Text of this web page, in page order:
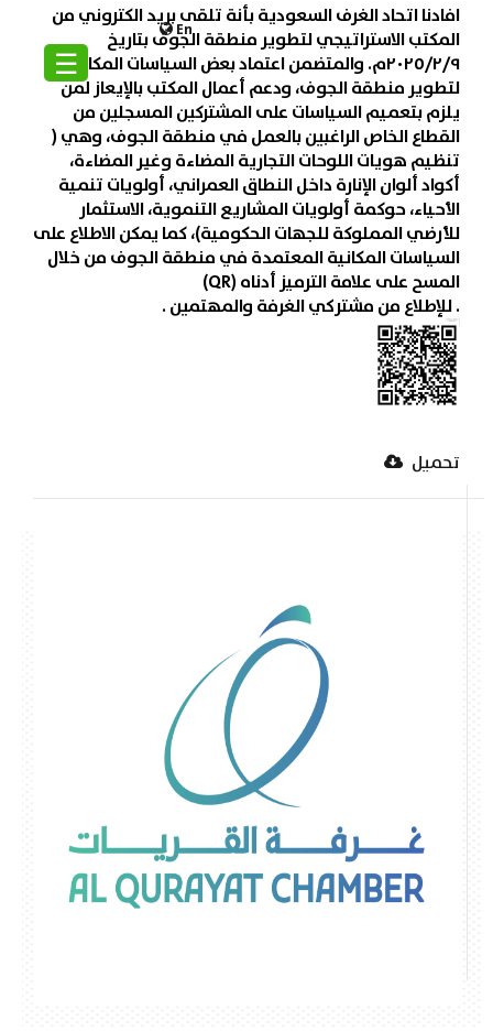
En
☰
افادنا اتحاد الغرف السعودية بأنة تلقى بريد الكتروني من
المكتب الاستراتيجي لتطوير منطقة الجوف بتاريخ
٢٠٢٥/٢/٩م. والمتضمن اعتماد بعض السياسات المكانية
لتطوير منطقة الجوف، ودعم أعمال المكتب بالإيعاز لمن
يلزم بتعميم السياسات على المشتركين المسجلين من
القطاع الخاص الراغبين بالعمل في منطقة الجوف، وهي (
تنظيم هويات اللوحات التجارية المضاءة وغير المضاءة،
أكواد ألوان الإنارة داخل النطاق العمراني، أولويات تنمية
الأحياء، حوكمة أولويات المشاريع التنموية، الاستثمار
للأرضي المملوكة للجهات الحكومية)، كما يمكن الاطلاع على
السياسات المكانية المعتمدة في منطقة الجوف من خلال
المسح على علامة الترميز أدناه (QR)
. للإطلاع من مشتركي الغرفة والمهتمين .
تحميل